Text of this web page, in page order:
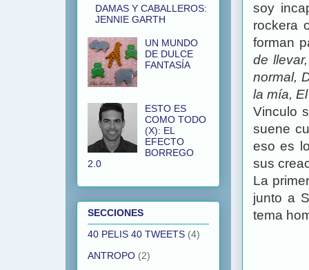
soy
rockera
forman
de
normal,
la mía,
Vinculo
suene
eso es
sus
La
junto a
tema
DAMAS Y CABALLEROS:
JENNIE GARTH
UN MUNDO
DE DULCE
FANTASÍA
ESTO ES
COMO TODO
(X): EL
EFECTO
BORREGO
2.0
SECCIONES
40 PELIS 40 TWEETS (4)
ANTROPO (2)